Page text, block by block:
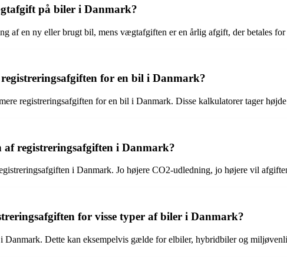
på biler i Danmark?
af en ny eller brugt bil, mens vægtafgiften er en årlig afgift, der betales
for en bil i Danmark?
registreringsafgiften for en bil i Danmark. Disse kalkulatorer tager
registreringsafgiften i Danmark?
i Danmark. Jo højere CO2-udledning, jo højere vil
for visse typer af biler i Danmark?
Danmark. Dette kan eksempelvis gælde for elbiler, hybridbiler og